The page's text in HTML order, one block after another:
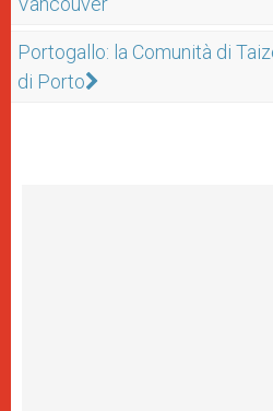
Portogallo: la Comunità di
di Porto